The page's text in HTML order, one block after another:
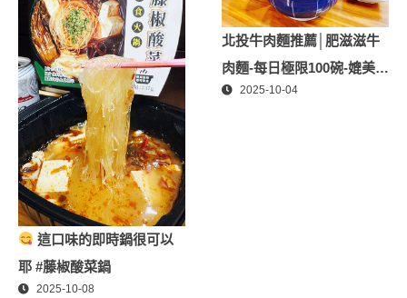
這口味的即時鍋很可以
耶 #藤椒酸菜鍋
2025-10-08
北投牛肉麵推薦│肥滋滋牛
肉麵-每日極限100碗-媲美星
級牛肉麵│北投隱藏版必推
2025-10-04